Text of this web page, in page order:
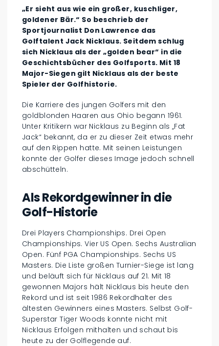
„Er sieht aus wie ein großer, kuschliger,
goldener Bär.“ So beschrieb der
Sportjournalist Don Lawrence das
Golftalent Jack Nicklaus. Seitdem schlug
sich Nicklaus als der „golden bear“ in die
Geschichtsbücher des Golfsports. Mit 18
Major-Siegen gilt Nicklaus als der beste
Spieler der Golfhistorie.
Die Karriere des jungen Golfers mit den
goldblonden Haaren aus Ohio begann 1961.
Unter Kritikern war Nicklaus zu Beginn als „Fat
Jack“ bekannt, da er zu dieser Zeit etwas mehr
auf den Rippen hatte. Mit seinen Leistungen
konnte der Golfer dieses Image jedoch schnell
abschütteln.
Als Rekordgewinner in die
Golf-Historie
Drei Players Championships. Drei Open
Championships. Vier US Open. Sechs Australian
Open. Fünf PGA Championships. Sechs US
Masters. Die Liste großen Turnier-Siege ist lang
und beläuft sich für Nicklaus auf 21. Mit 18
gewonnen Majors hält Nicklaus bis heute den
Rekord und ist seit 1986 Rekordhalter des
ältesten Gewinners eines Masters. Selbst Golf-
Superstar Tiger Woods konnte nicht mit
Nicklaus Erfolgen mithalten und schaut bis
heute zu der Golflegende auf.